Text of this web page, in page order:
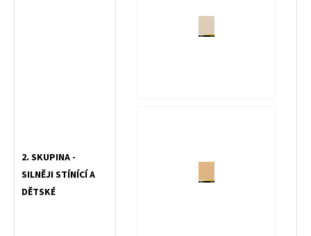
2. SKUPINA -
SILNĚJI STÍNÍCÍ A
DĚTSKÉ